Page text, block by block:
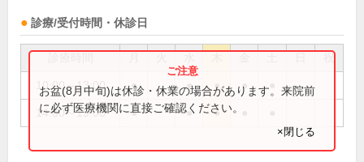
診療/受付時間・休診日
祝
10:00～13:00 ● ● ● ●
14:00～19:00 ● ● ●
お盆(8月中旬)は休診・休業の場合があります。来院前
に必ず医療機関に直接ご確認ください。
×閉じる